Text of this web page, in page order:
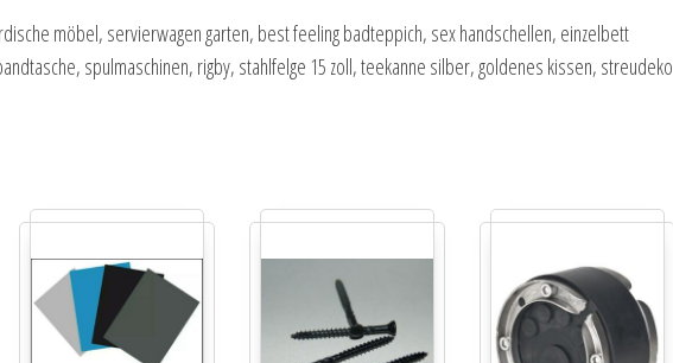
möbel, servierwagen garten, best feeling badteppich, sex handschellen, einzelbett
spulmaschinen, rigby, stahlfelge 15 zoll, teekanne silber, goldenes kissen, streudeko